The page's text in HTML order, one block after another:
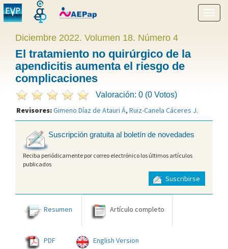
menú
Diciembre 2022. Volumen 18. Número 4
El tratamiento no quirúrgico de la
apendicitis aumenta el riesgo de
complicaciones
Valoración: 0 (0 Votos)
Revisores:Gimeno Díaz de Atauri Á, Ruiz-Canela Cáceres J.
Suscripción gratuita al boletín de novedades
Reciba periódicamente por correo electrónico los últimos artículos
publicados
Suscribirse
Resumen Artículo completo
PDF English Version